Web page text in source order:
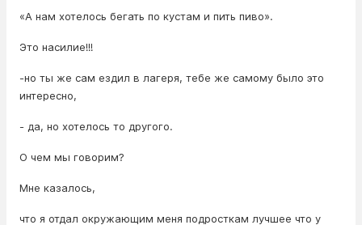
«А нам хотелось бегать по кустам и пить пиво».
Это насилие!!!
-но ты же сам ездил в лагеря, тебе же самому было это
интересно,
- да, но хотелось то другого.
О чем мы говорим?
Мне казалось,
что я отдал окружающим меня подросткам лучшее что у